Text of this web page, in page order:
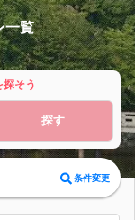
一覧
そう
探す
条件変更